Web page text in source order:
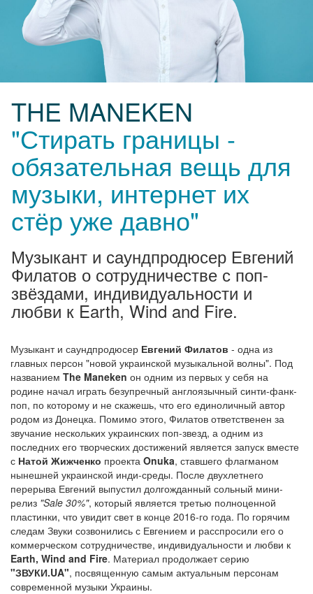
THE MANEKEN
"Стирать границы -
обязательная вещь для
музыки, интернет их
стёр уже давно"
Музыкант и саундпродюсер Евгений
Филатов о сотрудничестве с поп-
звёздами, индивидуальности и
любви к Earth, Wind and Fire.
Музыкант и саундпродюсер Евгений Филатов - одна из
главных персон "новой украинской музыкальной волны". Под
названием The Maneken он одним из первых у себя на
родине начал играть безупречный англоязычный синти-фанк-
поп, по которому и не скажешь, что его единоличный автор
родом из Донецка. Помимо этого, Филатов ответственен за
звучание нескольких украинских поп-звезд, а одним из
последних его творческих достижений является запуск вместе
с Натой Жижченко проекта Onuka, ставшего флагманом
нынешней украинской инди-среды. После двухлетнего
перерыва Евгений выпустил долгожданный сольный мини-
релиз "Sale 30%", который является третью полноценной
пластинки, что увидит свет в конце 2016-го года. По горячим
следам Звуки созвонились с Евгением и расспросили его о
коммерческом сотрудничестве, индивидуальности и любви к
Earth, Wind and Fire. Материал продолжает серию
"ЗВУКИ.UA", посвященную самым актуальным персонам
современной музыки Украины.